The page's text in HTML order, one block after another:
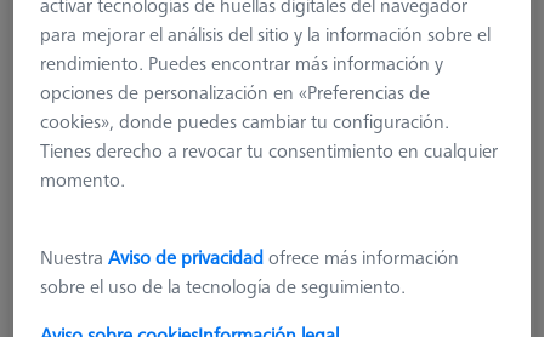
para mejorar el análisis del sitio y la información sobre el
rendimiento. Puedes encontrar más información y
opciones de personalización en «Preferencias de
cookies», donde puedes cambiar tu configuración.
Tienes derecho a revocar tu consentimiento en cualquier
momento.
NuestraAviso de privacidadofrece más información
sobre el uso de la tecnología de seguimiento.